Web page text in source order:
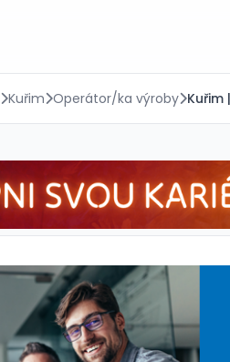
Kuřim Operátor/ka výroby